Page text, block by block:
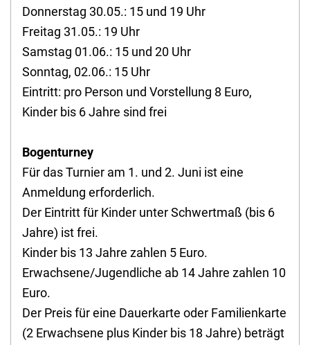
Donnerstag 30.05.: 15 und 19 Uhr
Freitag 31.05.: 19 Uhr
Samstag 01.06.: 15 und 20 Uhr
Sonntag, 02.06.: 15 Uhr
Eintritt: pro Person und Vorstellung 8 Euro,
Kinder bis 6 Jahre sind frei
Bogenturney
Für das Turnier am 1. und 2. Juni ist eine
Anmeldung erforderlich.
Der Eintritt für Kinder unter Schwertmaß (bis 6
Jahre) ist frei.
Kinder bis 13 Jahre zahlen 5 Euro.
Erwachsene/Jugendliche ab 14 Jahre zahlen 10
Euro.
Der Preis für eine Dauerkarte oder Familienkarte
(2 Erwachsene plus Kinder bis 18 Jahre) beträgt